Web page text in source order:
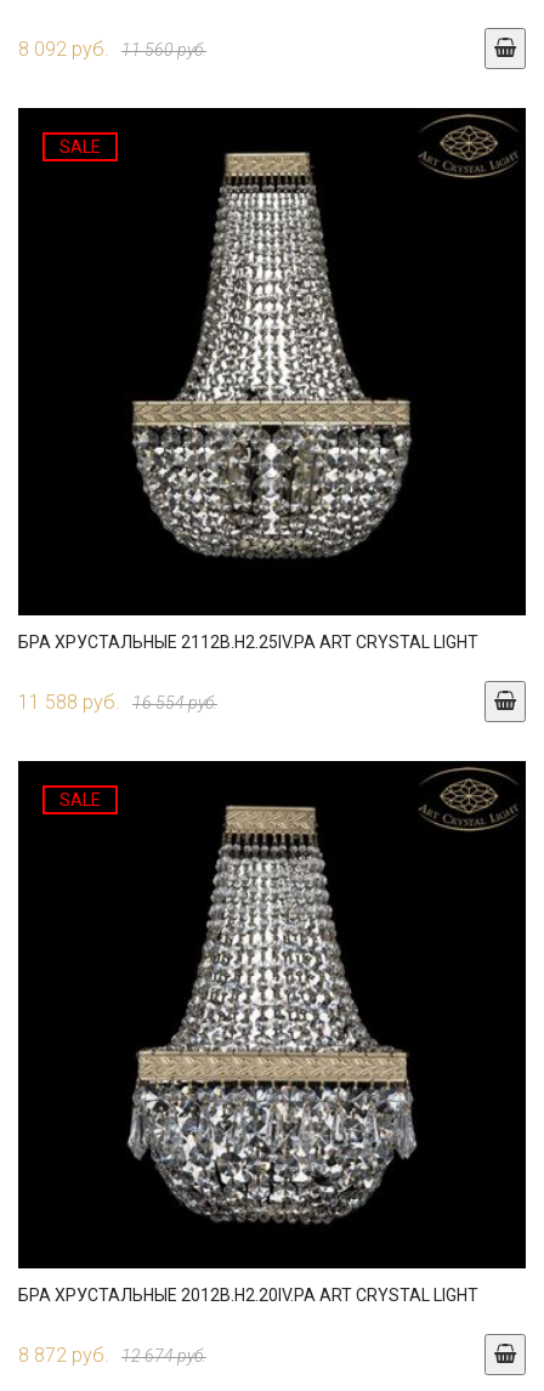
8 092 руб. 11 560 руб.
SALE
БРА ХРУСТАЛЬНЫЕ 2112B.H2.25IV.PA ART CRYSTAL LIGHT
11 588 руб. 16 554 руб.
SALE
БРА ХРУСТАЛЬНЫЕ 2012B.H2.20IV.PA ART CRYSTAL LIGHT
8 872 руб. 12 674 руб.